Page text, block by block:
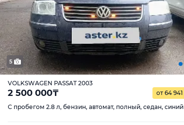
5
VOLKSWAGEN PASSAT 2003
2 500 000₸ от 64 941
С пробегом 2.8 л, бензин, автомат, полный, седан, синий